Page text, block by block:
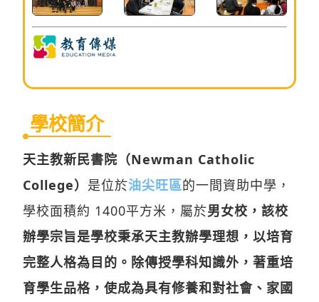
學校簡介
天主教新民書院（Newman Catholic
College） 是位於油尖旺區的一間資助中學，
學校面積約 1400平方米，屬於男女校，該校
辦學宗旨是學校秉承天主教辦學理想，以培育
完整人格為目的。除傳授學科知識外，著重培
育學生品格，使成為具有修養和對社會、家國